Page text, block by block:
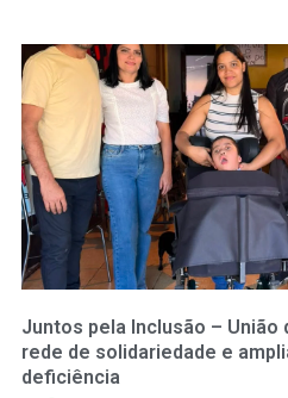
Juntos pela Inclusão –
rede de solidariedade e
deficiência